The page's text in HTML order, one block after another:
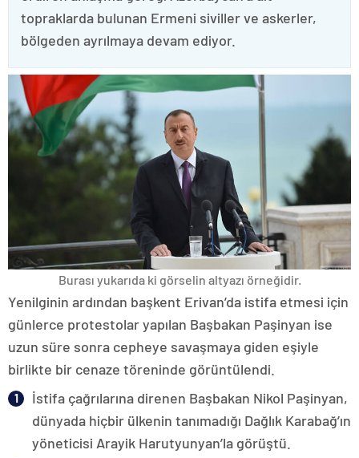
topraklarda bulunan Ermeni siviller ve askerler,
bölgeden ayrılmaya devam ediyor.
Burası yukarıda ki görselin altyazı örneğidir.
Yenilginin ardından başkent Erivan’da istifa etmesi için
günlerce protestolar yapılan Başbakan Paşinyan ise
uzun süre sonra cepheye savaşmaya giden eşiyle
birlikte bir cenaze töreninde görüntülendi.
İstifa çağrılarına direnen Başbakan Nikol Paşinyan,
dünyada hiçbir ülkenin tanımadığı Dağlık Karabağ’ın
yöneticisi Arayik Harutyunyan’la görüştü.